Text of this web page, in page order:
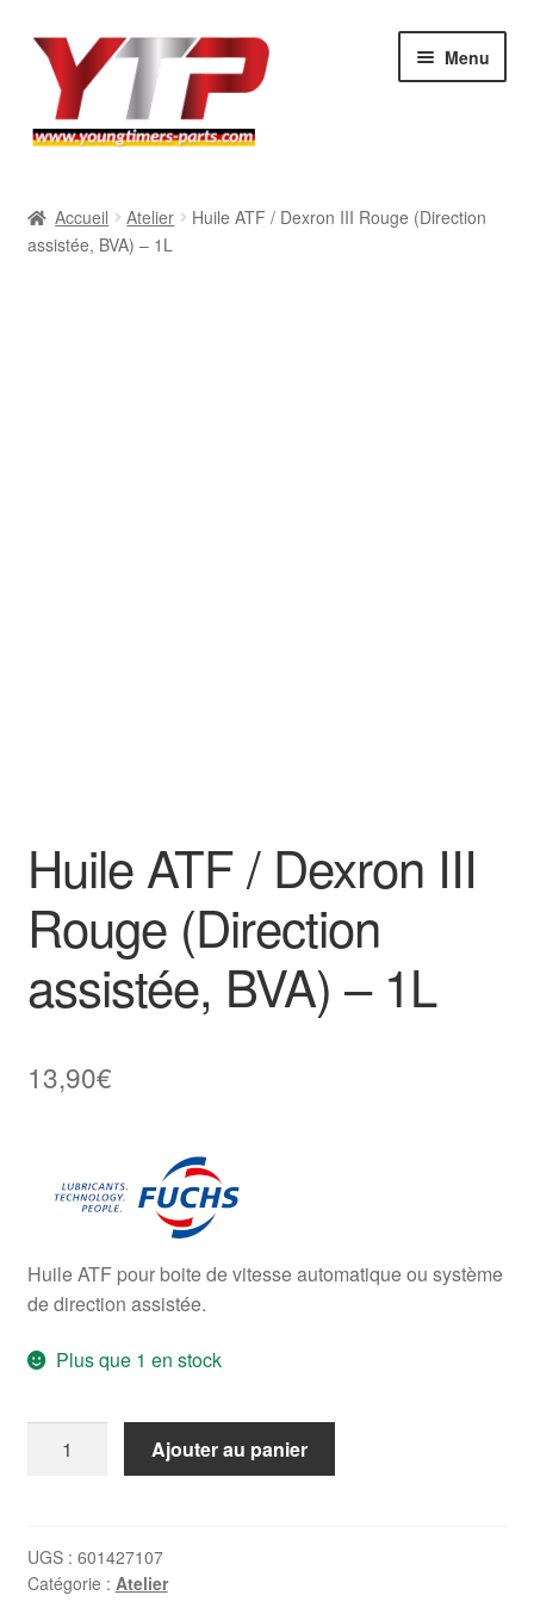
Aller
navigation
Aller
contenu
Menu
BMW
Accueil Atelier
Huile ATF / Dexron III Rouge (Direction
assistée, BVA) – 1L
Huile ATF / Dexron III
Rouge (Direction
assistée, BVA) – 1L
13,90€
Huile ATF pour boite de vitesse automatique ou système
de direction assistée.
Plus que 1 en stock
/
Dexron
Ajouter au panier
UGS : 601427107
Catégorie : Atelier